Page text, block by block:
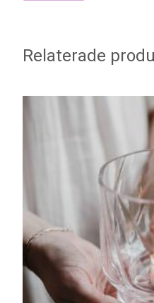
Relaterade